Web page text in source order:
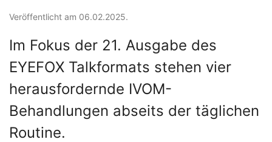
Veröffentlicht am 06.02.2025.
Im Fokus der 21. Ausgabe des
EYEFOX Talkformats stehen vier
herausfordernde IVOM-
Behandlungen abseits der täglichen
Routine.